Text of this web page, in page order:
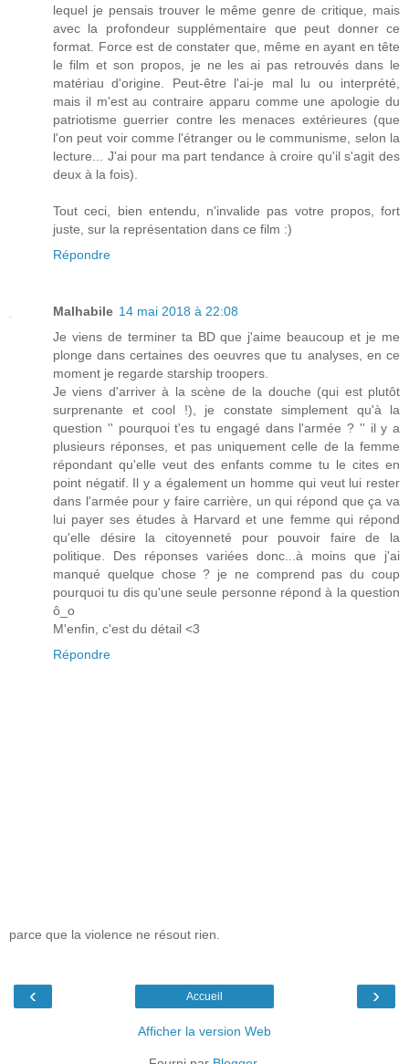
lequel je pensais trouver le même genre de critique, mais
avec la profondeur supplémentaire que peut donner ce
format. Force est de constater que, même en ayant en tête
le film et son propos, je ne les ai pas retrouvés dans le
matériau d'origine. Peut-être l'ai-je mal lu ou interprété,
mais il m'est au contraire apparu comme une apologie du
patriotisme guerrier contre les menaces extérieures (que
l'on peut voir comme l'étranger ou le communisme, selon la
lecture... J'ai pour ma part tendance à croire qu'il s'agit des
deux à la fois).
Tout ceci, bien entendu, n'invalide pas votre propos, fort
juste, sur la représentation dans ce film :)
Répondre
Malhabile 14 mai 2018 à 22:08
Je viens de terminer ta BD que j'aime beaucoup et je me
plonge dans certaines des oeuvres que tu analyses, en ce
moment je regarde starship troopers.
Je viens d'arriver à la scène de la douche (qui est plutôt
surprenante et cool !), je constate simplement qu'à la
question '' pourquoi t'es tu engagé dans l'armée ? '' il y a
plusieurs réponses, et pas uniquement celle de la femme
répondant qu'elle veut des enfants comme tu le cites en
point négatif. Il y a également un homme qui veut lui rester
dans l'armée pour y faire carrière, un qui répond que ça va
lui payer ses études à Harvard et une femme qui répond
qu'elle désire la citoyenneté pour pouvoir faire de la
politique. Des réponses variées donc...à moins que j'ai
manqué quelque chose ? je ne comprend pas du coup
pourquoi tu dis qu'une seule personne répond à la question
ô_o
M'enfin, c'est du détail <3
Répondre
parce que la violence ne résout rien.
‹ ›
Accueil
Afficher la version Web